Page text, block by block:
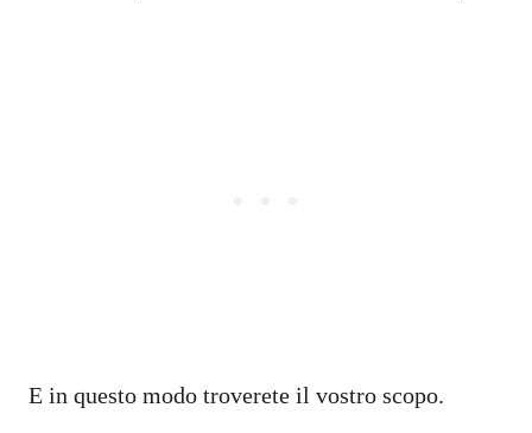
E in questo modo troverete il vostro scopo.